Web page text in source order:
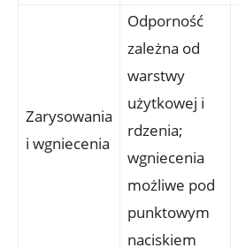
Zarysowania
i wgniecenia
Odporność
zależna od
warstwy
użytkowej i
rdzenia;
wgniecenia
możliwe pod
punktowym
naciskiem